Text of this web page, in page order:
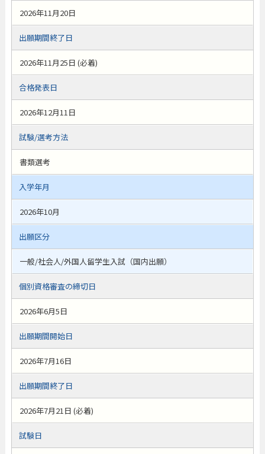
2026年11月20日
出願期間終了日
2026年11月25日 (必着)
合格発表日
2026年12月11日
試験/選考方法
書類選考
入学年月
2026年10月
出願区分
一般/社会人/外国人留学生入試（国内出願）
個別資格審査の締切日
2026年6月5日
出願期間開始日
2026年7月16日
出願期間終了日
2026年7月21日 (必着)
試験日